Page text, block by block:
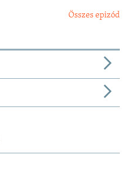
Összes epizód